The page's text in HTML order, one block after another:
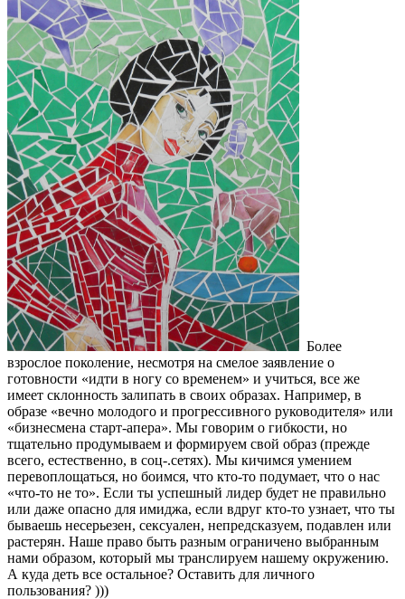
Более
взрослое поколение, несмотря на смелое заявление о
готовности «идти в ногу со временем» и учиться, все же
имеет склонность залипать в своих образах. Например, в
образе «вечно молодого и прогрессивного руководителя» или
«бизнесмена старт-апера». Мы говорим о гибкости, но
тщательно продумываем и формируем свой образ (прежде
всего, естественно, в соц-.сетях). Мы кичимся умением
перевоплощаться, но боимся, что кто-то подумает, что о нас
«что-то не то». Если ты успешный лидер будет не правильно
или даже опасно для имиджа, если вдруг кто-то узнает, что ты
бываешь несерьезен, сексуален, непредсказуем, подавлен или
растерян. Наше право быть разным ограничено выбранным
нами образом, который мы транслируем нашему окружению.
А куда деть все остальное? Оставить для личного
пользования? )))